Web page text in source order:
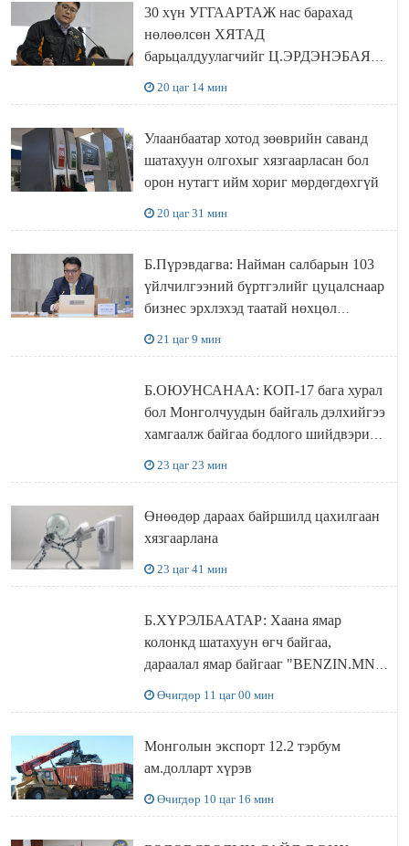
30 хүн УГГААРТАЖ нас барахад
нөлөөлсөн ХЯТАД
барьцалдуулагчийг Ц.ЭРДЭНЭБАЯР
20 цаг 14 мин
Улаанбаатар хотод зөөврийн саванд
шатахуун олгохыг хязгаарласан бол
орон нутагт ийм хориг мөрдөгдөхгүй
20 цаг 31 мин
Б.Пүрэвдагва: Найман салбарын 103
үйлчилгээний бүртгэлийг цуцалснаар
бизнес эрхлэхэд таатай нөхцөл
21 цаг 9 мин
Б.ОЮУНСАНАА: КОП-17 бага хурал
бол Монголчуудын байгаль дэлхийгээ
хамгаалж байгаа бодлого шийдвэрийг
23 цаг 23 мин
Өнөөдөр дараах байршилд цахилгаан
хязгаарлана
23 цаг 41 мин
Б.ХҮРЭЛБААТАР: Хаана ямар
колонкд шатахуун өгч байгаа,
дараалал ямар байгааг "BENZIN.MN”
Өчигдөр 11 цаг 00 мин
Монголын экспорт 12.2 тэрбум
ам.долларт хүрэв
Өчигдөр 10 цаг 16 мин